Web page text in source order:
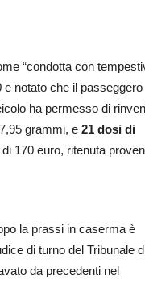
“condotta con
notato che il passeggero
ha permesso di
grammi, e 21 dosi di
170 euro, ritenuta
la prassi in caserma è
di turno del Tribunale
da precedenti nel